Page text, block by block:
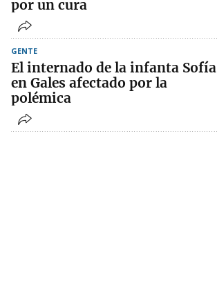
por un cura
GENTE
El internado de la infanta Sofía
en Gales afectado por la
polémica